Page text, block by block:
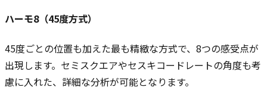
ハーモ8（45度方式）
45度ごとの位置も加えた最も精緻な方式で、8つの感受点が
出現します。セミスクエアやセスキコードレートの角度も考
慮に入れた、詳細な分析が可能となります。